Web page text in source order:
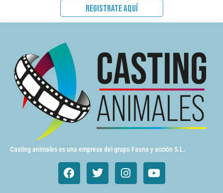
REGISTRATE AQUÍ
Casting animales es una empresa del grupo Fauna y acción S.L.